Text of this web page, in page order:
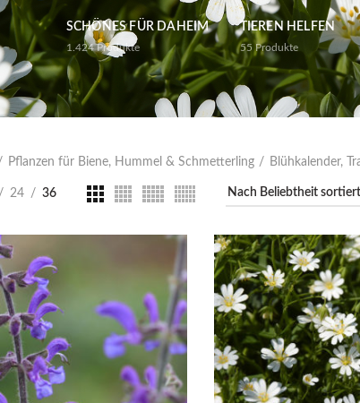
SCHÖNES FÜR DAHEIM
1.424 Produkte
TIEREN HELFEN
55 Produkte
Pflanzen für Biene, Hummel & Schmetterling Blühkalender,
24 36